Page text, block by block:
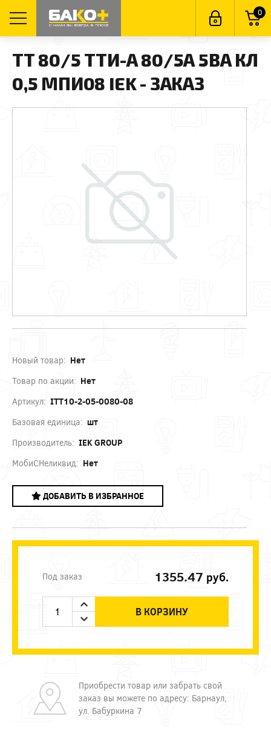
0
ТТ 80/5 ТТИ-А 80/5А 5ВА КЛ
0,5 МПИ08 IEK - ЗАКАЗ
Новый товар: Нет
Товар по акции: Нет
Артикул: ITT10-2-05-0080-08
Базовая единица: шт
Производитель: IEK GROUP
МобиСНеликвид: Нет
ДОБАВИТЬ В ИЗБРАННОЕ
Под заказ 1355.47 руб.
В КОРЗИНУ
Приобрести товар или забрать свой
заказ вы можете по адресу: Барнаул,
ул. Бабуркина 7